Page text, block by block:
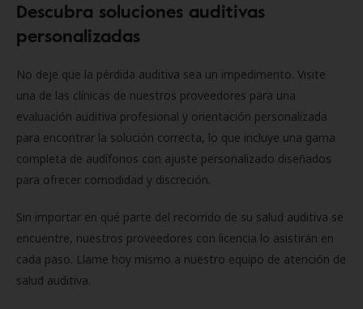
Descubra soluciones auditivas
personalizadas
No deje que la pérdida auditiva sea un impedimento. Visite
una de las clínicas de nuestros proveedores para una
evaluación auditiva profesional y orientación personalizada
para encontrar la solución correcta, lo que incluye una gama
completa de audífonos con ajuste personalizado diseñados
para ofrecer comodidad y discreción.
Sin importar en qué parte del recorrido de su salud auditiva se
encuentre, nuestros proveedores con licencia lo asistirán en
cada paso. Llame hoy mismo a nuestro equipo de atención de
salud auditiva.